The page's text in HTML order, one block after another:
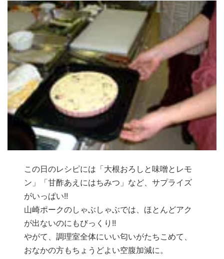
この日のレシピには「大根おろしと味噌とレモ
ン」「甘酢あえにはちみつ」など、サプライズ
がいっぱい!!
山崎ポークのしゃぶしゃぶでは、ほとんどアク
が出ないのにもびっくり!!
やがて、調理室全体にいい匂いがたちこめて、
おなかの方もちょうどよい空腹加減に。